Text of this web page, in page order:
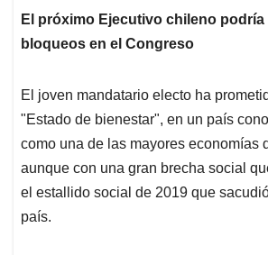
El próximo Ejecutivo chileno podría
bloqueos en el Congreso
El joven mandatario electo ha
"Estado de bienestar", en un país
como una de las mayores economías
aunque con una gran brecha social
el estallido social de 2019 que
país.